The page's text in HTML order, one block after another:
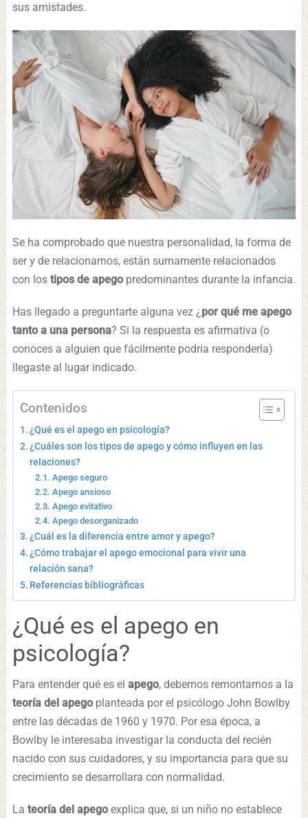
sus amistades.
Se ha comprobado que nuestra personalidad, la forma de
ser y de relacionarnos, están sumamente relacionados
con los tipos de apegopredominantes durante la infancia.
Has llegado a preguntarte alguna vez ¿ por qué me apego
tanto a una persona? Si la respuesta es afirmativa (o
conoces a alguien que fácilmente podría responderla)
llegaste al lugar indicado.
Contenidos
¿Qué es el apego en psicología?
¿Cuáles son los tipos de apego y cómo influyen en las
relaciones?
Apego seguro
Apego ansioso
Apego evitativo
Apego desorganizado
¿Cuál es la diferencia entre amor y apego?
¿Cómo trabajar el apego emocional para vivir una
relación sana?
Referencias bibliográficas
¿Qué es el apego en
psicología?
Para entender qué es el apego, debemos remontarnos a la
teoría del apegoplanteada por el psicólogo John Bowlby
entre las décadas de 1960 y 1970. Por esa época, a
Bowlby le interesaba investigar la conducta del recién
nacido con sus cuidadores, y su importancia para que su
crecimiento se desarrollara con normalidad.
La teoría del apegoexplica que, si un niño no establece